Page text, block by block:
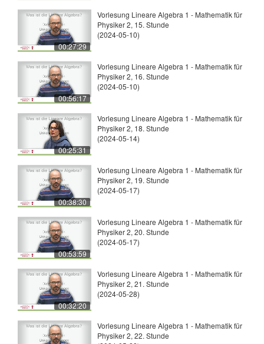
00:27:29
Vorlesung Lineare Algebra 1 - Mathematik für
Physiker 2, 15. Stunde
(2024-05-10)
00:56:17
Vorlesung Lineare Algebra 1 - Mathematik für
Physiker 2, 16. Stunde
(2024-05-10)
00:25:31
Vorlesung Lineare Algebra 1 - Mathematik für
Physiker 2, 18. Stunde
(2024-05-14)
00:38:30
Vorlesung Lineare Algebra 1 - Mathematik für
Physiker 2, 19. Stunde
(2024-05-17)
00:53:59
Vorlesung Lineare Algebra 1 - Mathematik für
Physiker 2, 20. Stunde
(2024-05-17)
00:32:20
Vorlesung Lineare Algebra 1 - Mathematik für
Physiker 2, 21. Stunde
(2024-05-28)
Vorlesung Lineare Algebra 1 - Mathematik für
Physiker 2, 22. Stunde